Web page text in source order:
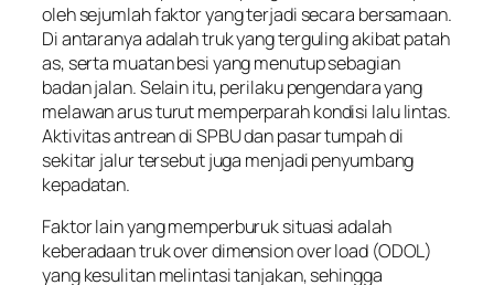
oleh sejumlah faktor yang terjadi secara bersamaan.
Di antaranya adalah truk yang terguling akibat patah
as, serta muatan besi yang menutup sebagian
badan jalan. Selain itu, perilaku pengendara yang
melawan arus turut memperparah kondisi lalu lintas.
Aktivitas antrean di SPBU dan pasar tumpah di
sekitar jalur tersebut juga menjadi penyumbang
kepadatan.
Faktor lain yang memperburuk situasi adalah
keberadaan truk over dimension over load (ODOL)
yang kesulitan melintasi tanjakan, sehingga